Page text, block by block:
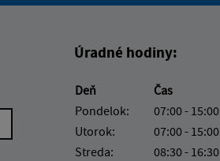
Úradné hodiny:
Deň
Čas
Pondelok:
07:00 - 15:00
Utorok:
07:00 - 15:00
Streda:
08:30 - 16:30